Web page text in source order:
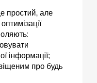
простий, але
інформації;
про будь